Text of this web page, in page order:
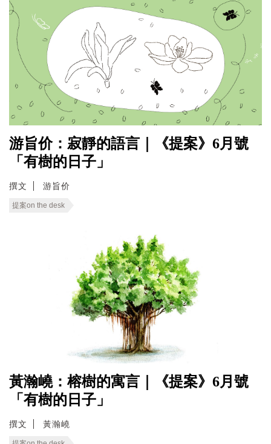
游旨价：寂靜的語言｜《提案》6月號
「有樹的日子」
撰文 游旨价
提案on the desk
黃瀚嶢：榕樹的寓言｜《提案》6月號
「有樹的日子」
撰文 黃瀚嶢